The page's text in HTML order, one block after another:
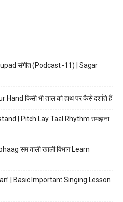
संगीत (Podcast -11) | Sagar
किसी भी ताल को हाथ पर कैसे दर्शाते हैं
| Pitch Lay Taal Rhythm समझना
सम ताली खाली विभाग Learn
| Basic Important Singing Lesson